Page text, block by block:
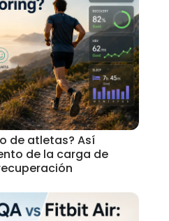
de atletas? Así
de la carga de